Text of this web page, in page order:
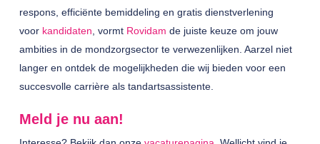
respons, efficiënte bemiddeling en gratis dienstverlening
voor kandidaten , vormt Rovidam de juiste keuze om jouw
ambities in de mondzorgsector te verwezenlijken. Aarzel niet
langer en ontdek de mogelijkheden die wij bieden voor een
succesvolle carrière als tandartsassistente.
Meld je nu aan!